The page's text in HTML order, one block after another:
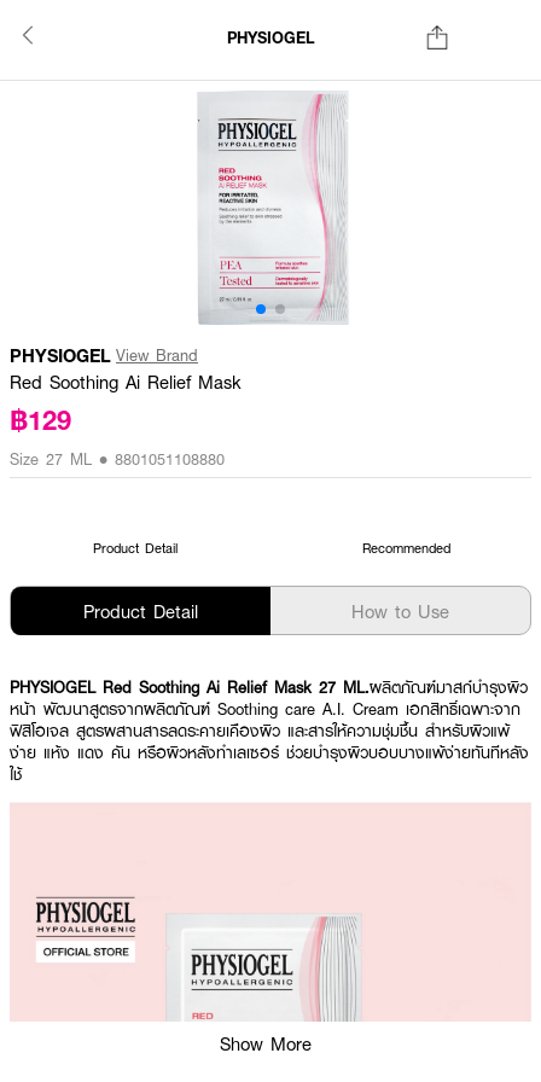
PHYSIOGEL
PHYSIOGEL View Brand
Red Soothing Ai Relief Mask
฿129
Size 27 ML • 8801051108880
Product Detail Recommended
Product Detail How to Use
PHYSIOGEL Red Soothing Ai Relief Mask 27 ML.ผลิตภัณฑ์มาสก์บำรุงผิว
หน้า พัฒนาสูตรจากผลิตภัณฑ์ Soothing care A.I. Cream เอกสิทธิ์เฉพาะจาก
ฟิสิโอเจล สูตรผสานสารลดระคายเคืองผิว และสารให้ความชุ่มชื้น สำหรับผิวแพ้
ง่าย แห้ง แดง คัน หรือผิวหลังทำเลเซอร์ ช่วยบำรุงผิวบอบบางแพ้ง่ายทันทีหลัง
ใช้
Show More